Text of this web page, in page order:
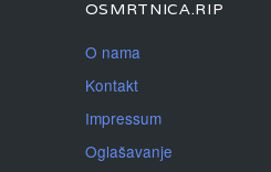
OSMRTNICA.RIP
O nama
Kontakt
Impressum
Oglašavanje